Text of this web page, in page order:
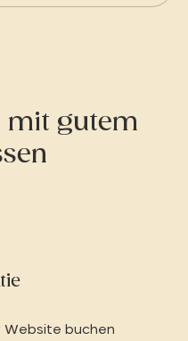
mit gutem
Website buchen